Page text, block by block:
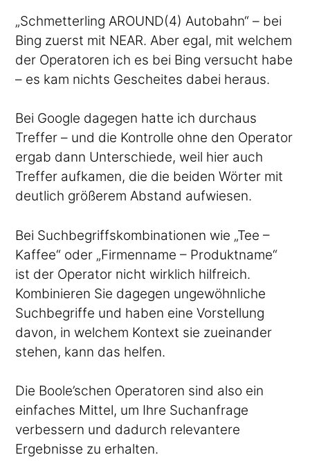
„Schmetterling AROUND(4) Autobahn“ – bei
Bing zuerst mit NEAR. Aber egal, mit welchem
der Operatoren ich es bei Bing versucht habe
– es kam nichts Gescheites dabei heraus.
Bei Google dagegen hatte ich durchaus
Treffer – und die Kontrolle ohne den Operator
ergab dann Unterschiede, weil hier auch
Treffer aufkamen, die die beiden Wörter mit
deutlich größerem Abstand aufwiesen.
Bei Suchbegriffskombinationen wie „Tee –
Kaffee“ oder „Firmenname – Produktname“
ist der Operator nicht wirklich hilfreich.
Kombinieren Sie dagegen ungewöhnliche
Suchbegriffe und haben eine Vorstellung
davon, in welchem Kontext sie zueinander
stehen, kann das helfen.
Die Boole’schen Operatoren sind also ein
einfaches Mittel, um Ihre Suchanfrage
verbessern und dadurch relevantere
Ergebnisse zu erhalten.